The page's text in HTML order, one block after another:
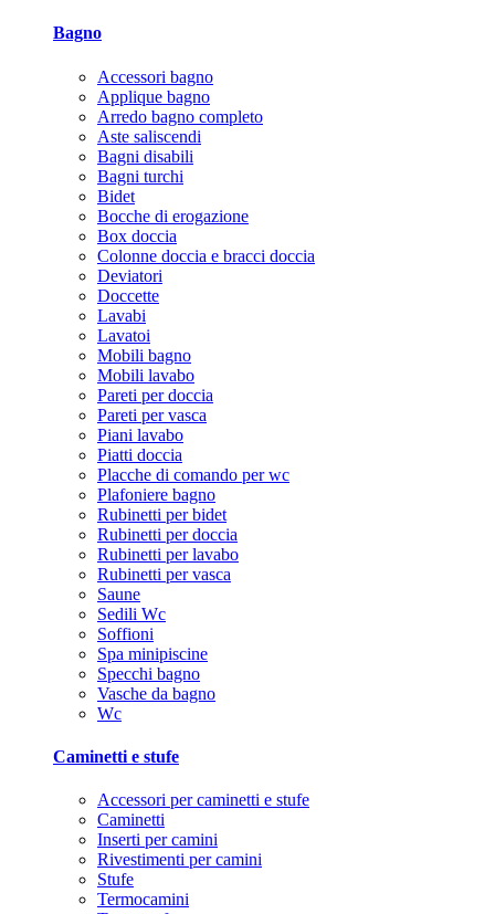
Bagno
Accessori bagno
Applique bagno
Arredo bagno completo
Aste saliscendi
Bagni disabili
Bagni turchi
Bidet
Bocche di erogazione
Box doccia
Colonne doccia e bracci doccia
Deviatori
Doccette
Lavabi
Lavatoi
Mobili bagno
Mobili lavabo
Pareti per doccia
Pareti per vasca
Piani lavabo
Piatti doccia
Placche di comando per wc
Plafoniere bagno
Rubinetti per bidet
Rubinetti per doccia
Rubinetti per lavabo
Rubinetti per vasca
Saune
Sedili Wc
Soffioni
Spa minipiscine
Specchi bagno
Vasche da bagno
Wc
Caminetti e stufe
Accessori per caminetti e stufe
Caminetti
Inserti per camini
Rivestimenti per camini
Stufe
Termocamini